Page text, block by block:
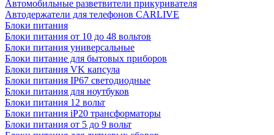
Автомобильные разветвители прикуривателя
Автодержатели для телефонов CARLIVE
Блоки питания
Блоки питания от 10 до 48 вольтов
Блоки питания универсальные
Блоки питание для бытовых приборов
Блоки питания VK капсула
Блоки питания IP67 светодиодные
Блоки питания для ноутбуков
Блоки питания 12 вольт
Блоки питания iP20 трансформаторы
Блоки питания от 5 до 9 вольт